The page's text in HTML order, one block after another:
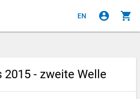
EN account_circle shopping_cart
2015 - zweite Welle